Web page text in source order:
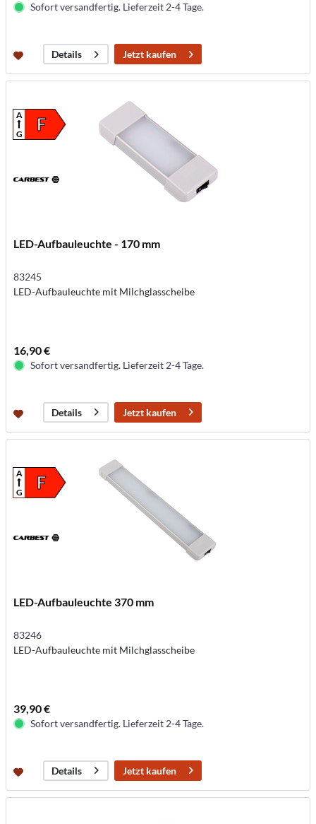
Sofort versandfertig. Lieferzeit 2-4 Tage.
Details Jetzt kaufen
F
A
G
LED-Aufbauleuchte - 170 mm
83245
LED-Aufbauleuchte mit Milchglasscheibe
16,90 €
Sofort versandfertig. Lieferzeit 2-4 Tage.
Details Jetzt kaufen
F
A
G
LED-Aufbauleuchte 370 mm
83246
LED-Aufbauleuchte mit Milchglasscheibe
39,90 €
Sofort versandfertig. Lieferzeit 2-4 Tage.
Details Jetzt kaufen